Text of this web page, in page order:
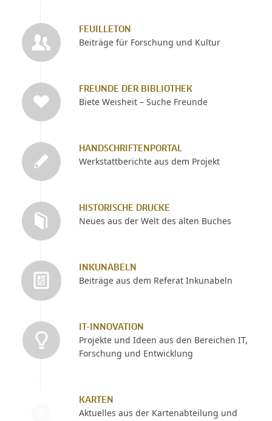
FEUILLETON
Beiträge für Forschung und Kultur
FREUNDE DER BIBLIOTHEK
Biete Weisheit – Suche Freunde
HANDSCHRIFTENPORTAL
Werkstattberichte aus dem Projekt
HISTORISCHE DRUCKE
Neues aus der Welt des alten Buches
INKUNABELN
Beiträge aus dem Referat Inkunabeln
IT-INNOVATION
Projekte und Ideen aus den Bereichen IT,
Forschung und Entwicklung
KARTEN
Aktuelles aus der Kartenabteilung und